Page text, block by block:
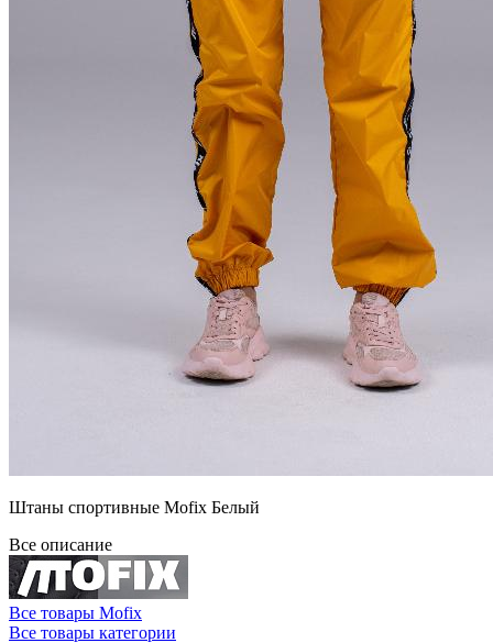
Штаны спортивные Mofix Белый
Все описание
Все товары Mofix
Все товары категории